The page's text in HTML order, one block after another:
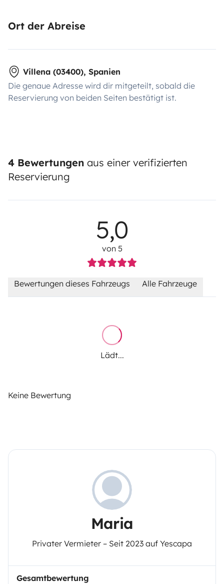
Ort der Abreise
Villena (03400), Spanien
Die genaue Adresse wird dir mitgeteilt, sobald die
Reservierung von beiden Seiten bestätigt ist.
4 Bewertungen aus einer verifizierten
Reservierung
5,0
von 5
Bewertungen dieses Fahrzeugs Alle Fahrzeuge
Lädt...
Keine Bewertung
Maria
Privater Vermieter – Seit 2023 auf Yescapa
Gesamtbewertung